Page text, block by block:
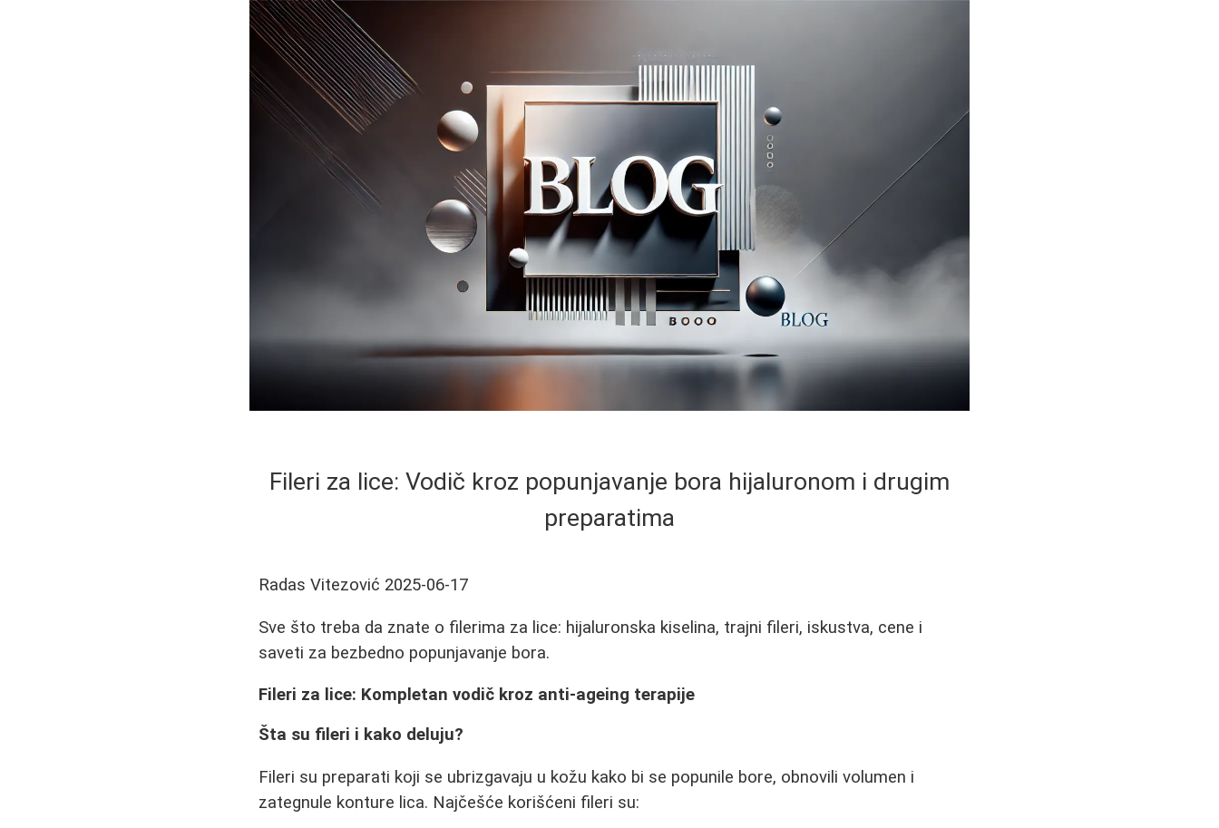
Fileri za lice: Vodič kroz popunjavanje bora hijaluronom i drugim
preparatima
Radas Vitezović 2025-06-17
Sve što treba da znate o filerima za lice: hijaluronska kiselina, trajni fileri, iskustva, cene i
saveti za bezbedno popunjavanje bora.
Fileri za lice: Kompletan vodič kroz anti-ageing terapije
Šta su fileri i kako deluju?
Fileri su preparati koji se ubrizgavaju u kožu kako bi se popunile bore, obnovili volumen i
zategnule konture lica. Najčešće korišćeni fileri su: